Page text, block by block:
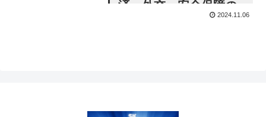
済・外交・安全保障の
2024.11.06